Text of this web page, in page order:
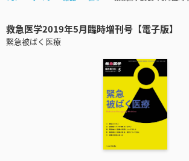
救急医学2019年5月臨時増刊号【電子版】
緊急被ばく医療